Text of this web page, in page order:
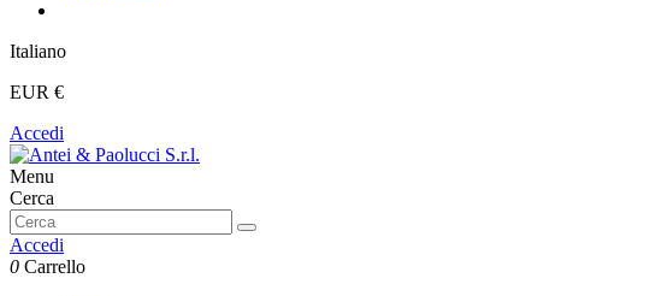
Italiano
EUR €
Accedi
Menu
Cerca
Accedi
0 Carrello